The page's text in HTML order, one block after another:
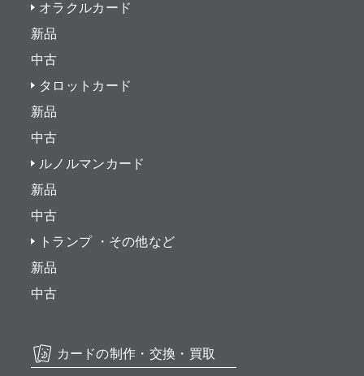
オラクルカード
新品
中古
タロットカード
新品
中古
ルノルマンカード
新品
中古
トランプ ・その他など
新品
中古
カードの制作・交換・買取